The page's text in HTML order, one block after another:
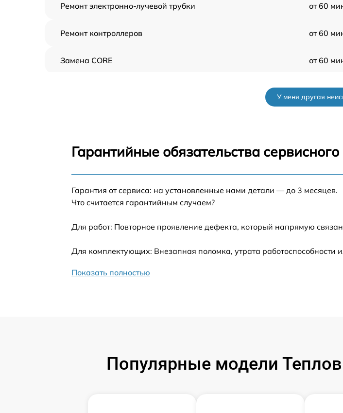
Ремонт электронно-лучевой трубки от 60
Ремонт контроллеров от 60
Замена CORE от 60
от 60
Ремонт встроенного дальнометра и
других устройств
Замена микросхемы логики от 60
Замена ключей управления от 60
Замена аккумулятора от 60
У меня другая
Гарантийные обязательства
Гарантия от сервиса: на установленные нами детали — до 3 месяцев.
Что считается гарантийным случаем?
Для работ: Повторное проявление дефекта, который напрямую
Для комплектующих: Внезапная поломка, утрата
Показать полностью
Популярные модели